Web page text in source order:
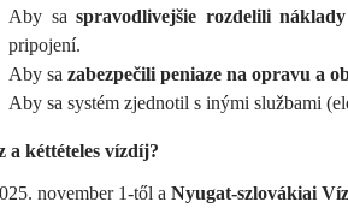
Aby saspravodlivejšie rozdelili náklady
pripojení.
Aby sa zabezpečili peniaze na opravu a
Aby sa systém zjednotil s inými službami
a kéttételes vízdíj?
november 1-től a Nyugat-szlovákiai